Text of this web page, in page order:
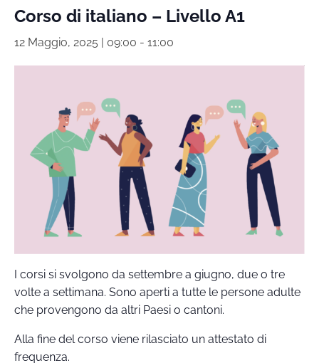
Corso di italiano – Livello A1
12 Maggio, 2025 | 09:00 - 11:00
I corsi si svolgono da settembre a giugno, due o tre
volte a settimana. Sono aperti a tutte le persone adulte
che provengono da altri Paesi o cantoni.
Alla fine del corso viene rilasciato un attestato di
frequenza.